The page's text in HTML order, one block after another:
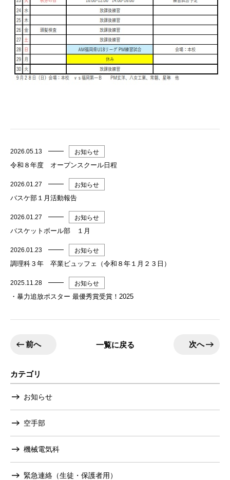
2026.05.13 お知らせ
令和８年度 オープンスクール日程
2026.01.27 お知らせ
バスケ部１月活動報告
2026.01.27 お知らせ
バスケットボール部 １月
2026.01.23 お知らせ
調理科３年 卒業ビュッフェ（令和８年１月２３日）
2025.11.28 お知らせ
・暴力追放ポスター 最優秀賞受賞！2025
前へ 一覧に戻る 次へ
カテゴリ
お知らせ
空手部
機械電気科
緊急連絡（生徒・保護者用）